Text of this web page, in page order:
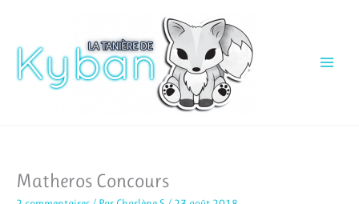
contenu
Matheros Concours